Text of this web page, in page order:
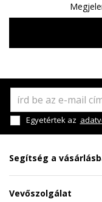
Egyetértek az
Segítség a
Vevőszolgálat